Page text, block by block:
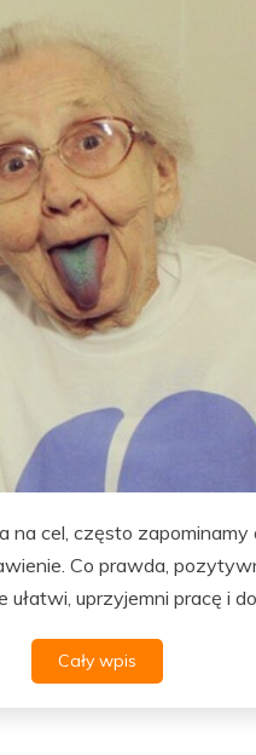
na cel, często
Co prawda,
uprzyjemni pracę i
Cały wpis